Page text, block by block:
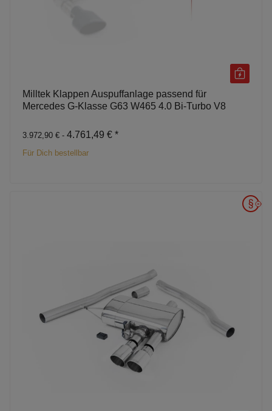
Milltek Klappen Auspuffanlage passend für
Mercedes G-Klasse G63 W465 4.0 Bi-Turbo V8
3.972,90 € - 4.761,49 € *
Für Dich bestellbar